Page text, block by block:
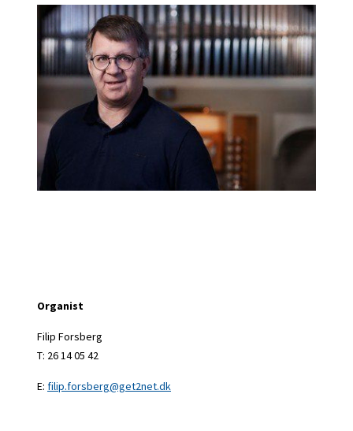
Organist
Filip Forsberg
T: 26 14 05 42
E: filip.forsberg@get2net.dk